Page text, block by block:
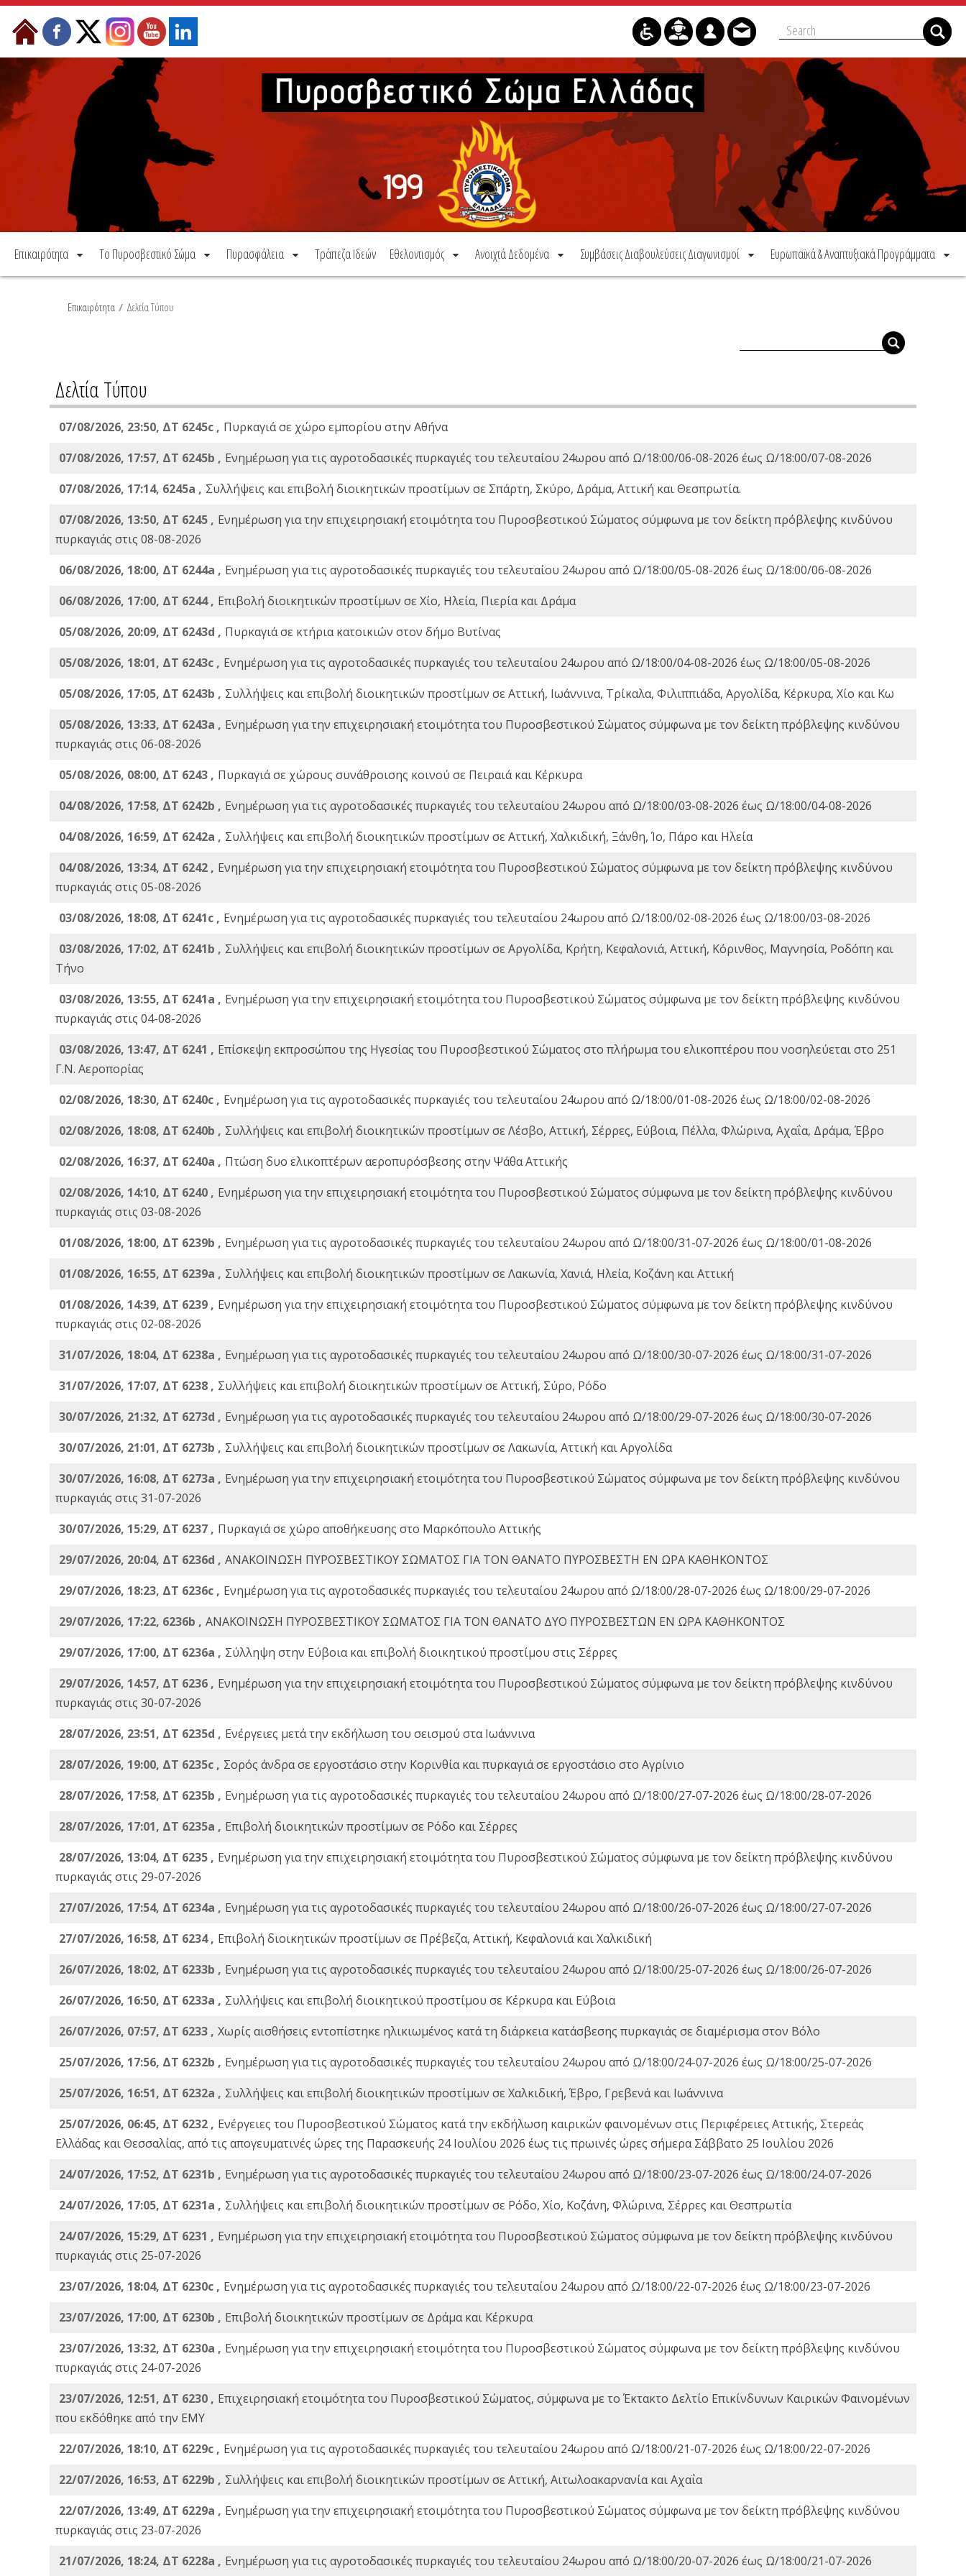
Μετάβαση στο περιεχόμενο
Επικαιρότητα Το Πυροσβεστικό Σώμα Πυρασφάλεια Τράπεζα Ιδεών Εθελοντισμός Ανοιχτά Δεδομένα Συμβάσεις Διαβουλεύσεις Διαγωνισμοί Ευρωπαϊκά & Αναπτυξιακά Προγράμματα
Επικαιρότητα / Δελτία Τύπου
Δελτία Τύπου
07/08/2026, 23:50, ΔΤ 6245c , Πυρκαγιά σε χώρο εμπορίου στην Αθήνα
07/08/2026, 17:57, ΔΤ 6245b , Ενημέρωση για τις αγροτοδασικές πυρκαγιές του τελευταίου 24ωρου από Ω/18:00/06-08-2026 έως Ω/18:00/07-08-2026
07/08/2026, 17:14, 6245a , Συλλήψεις και επιβολή διοικητικών προστίμων σε Σπάρτη, Σκύρο, Δράμα, Αττική και Θεσπρωτία.
07/08/2026, 13:50, ΔΤ 6245 , Ενημέρωση για την επιχειρησιακή ετοιμότητα του Πυροσβεστικού Σώματος σύμφωνα με τον δείκτη πρόβλεψης κινδύνου
πυρκαγιάς στις 08-08-2026
06/08/2026, 18:00, ΔΤ 6244a , Ενημέρωση για τις αγροτοδασικές πυρκαγιές του τελευταίου 24ωρου από Ω/18:00/05-08-2026 έως Ω/18:00/06-08-2026
06/08/2026, 17:00, ΔΤ 6244 , Επιβολή διοικητικών προστίμων σε Χίο, Ηλεία, Πιερία και Δράμα
05/08/2026, 20:09, ΔΤ 6243d , Πυρκαγιά σε κτήρια κατοικιών στον δήμο Βυτίνας
05/08/2026, 18:01, ΔΤ 6243c , Ενημέρωση για τις αγροτοδασικές πυρκαγιές του τελευταίου 24ωρου από Ω/18:00/04-08-2026 έως Ω/18:00/05-08-2026
05/08/2026, 17:05, ΔΤ 6243b , Συλλήψεις και επιβολή διοικητικών προστίμων σε Αττική, Ιωάννινα, Τρίκαλα, Φιλιππιάδα, Αργολίδα, Κέρκυρα, Χίο και Κω
05/08/2026, 13:33, ΔΤ 6243a , Ενημέρωση για την επιχειρησιακή ετοιμότητα του Πυροσβεστικού Σώματος σύμφωνα με τον δείκτη πρόβλεψης κινδύνου
πυρκαγιάς στις 06-08-2026
05/08/2026, 08:00, ΔΤ 6243 , Πυρκαγιά σε χώρους συνάθροισης κοινού σε Πειραιά και Κέρκυρα
04/08/2026, 17:58, ΔΤ 6242b , Ενημέρωση για τις αγροτοδασικές πυρκαγιές του τελευταίου 24ωρου από Ω/18:00/03-08-2026 έως Ω/18:00/04-08-2026
04/08/2026, 16:59, ΔΤ 6242a , Συλλήψεις και επιβολή διοικητικών προστίμων σε Αττική, Χαλκιδική, Ξάνθη, Ίο, Πάρο και Ηλεία
04/08/2026, 13:34, ΔΤ 6242 , Ενημέρωση για την επιχειρησιακή ετοιμότητα του Πυροσβεστικού Σώματος σύμφωνα με τον δείκτη πρόβλεψης κινδύνου
πυρκαγιάς στις 05-08-2026
03/08/2026, 18:08, ΔΤ 6241c , Ενημέρωση για τις αγροτοδασικές πυρκαγιές του τελευταίου 24ωρου από Ω/18:00/02-08-2026 έως Ω/18:00/03-08-2026
03/08/2026, 17:02, ΔΤ 6241b , Συλλήψεις και επιβολή διοικητικών προστίμων σε Αργολίδα, Κρήτη, Κεφαλονιά, Αττική, Κόρινθος, Μαγνησία, Ροδόπη και
Τήνο
03/08/2026, 13:55, ΔΤ 6241a , Ενημέρωση για την επιχειρησιακή ετοιμότητα του Πυροσβεστικού Σώματος σύμφωνα με τον δείκτη πρόβλεψης κινδύνου
πυρκαγιάς στις 04-08-2026
03/08/2026, 13:47, ΔΤ 6241 , Επίσκεψη εκπροσώπου της Ηγεσίας του Πυροσβεστικού Σώματος στο πλήρωμα του ελικοπτέρου που νοσηλεύεται στο 251
Γ.Ν. Αεροπορίας
02/08/2026, 18:30, ΔΤ 6240c , Ενημέρωση για τις αγροτοδασικές πυρκαγιές του τελευταίου 24ωρου από Ω/18:00/01-08-2026 έως Ω/18:00/02-08-2026
02/08/2026, 18:08, ΔΤ 6240b , Συλλήψεις και επιβολή διοικητικών προστίμων σε Λέσβο, Αττική, Σέρρες, Εύβοια, Πέλλα, Φλώρινα, Αχαΐα, Δράμα, Έβρο
02/08/2026, 16:37, ΔΤ 6240a , Πτώση δυο ελικοπτέρων αεροπυρόσβεσης στην Ψάθα Αττικής
02/08/2026, 14:10, ΔΤ 6240 , Ενημέρωση για την επιχειρησιακή ετοιμότητα του Πυροσβεστικού Σώματος σύμφωνα με τον δείκτη πρόβλεψης κινδύνου
πυρκαγιάς στις 03-08-2026
01/08/2026, 18:00, ΔΤ 6239b , Ενημέρωση για τις αγροτοδασικές πυρκαγιές του τελευταίου 24ωρου από Ω/18:00/31-07-2026 έως Ω/18:00/01-08-2026
01/08/2026, 16:55, ΔΤ 6239a , Συλλήψεις και επιβολή διοικητικών προστίμων σε Λακωνία, Χανιά, Ηλεία, Κοζάνη και Αττική
01/08/2026, 14:39, ΔΤ 6239 , Ενημέρωση για την επιχειρησιακή ετοιμότητα του Πυροσβεστικού Σώματος σύμφωνα με τον δείκτη πρόβλεψης κινδύνου
πυρκαγιάς στις 02-08-2026
31/07/2026, 18:04, ΔΤ 6238a , Ενημέρωση για τις αγροτοδασικές πυρκαγιές του τελευταίου 24ωρου από Ω/18:00/30-07-2026 έως Ω/18:00/31-07-2026
31/07/2026, 17:07, ΔΤ 6238 , Συλλήψεις και επιβολή διοικητικών προστίμων σε Αττική, Σύρο, Ρόδο
30/07/2026, 21:32, ΔΤ 6273d , Ενημέρωση για τις αγροτοδασικές πυρκαγιές του τελευταίου 24ωρου από Ω/18:00/29-07-2026 έως Ω/18:00/30-07-2026
30/07/2026, 21:01, ΔΤ 6273b , Συλλήψεις και επιβολή διοικητικών προστίμων σε Λακωνία, Αττική και Αργολίδα
30/07/2026, 16:08, ΔΤ 6273a , Ενημέρωση για την επιχειρησιακή ετοιμότητα του Πυροσβεστικού Σώματος σύμφωνα με τον δείκτη πρόβλεψης κινδύνου
πυρκαγιάς στις 31-07-2026
30/07/2026, 15:29, ΔΤ 6237 , Πυρκαγιά σε χώρο αποθήκευσης στο Μαρκόπουλο Αττικής
29/07/2026, 20:04, ΔΤ 6236d , ΑΝΑΚΟΙΝΩΣΗ ΠΥΡΟΣΒΕΣΤΙΚΟΥ ΣΩΜΑΤΟΣ ΓΙΑ ΤΟΝ ΘΑΝΑΤΟ ΠΥΡΟΣΒΕΣΤΗ ΕΝ ΩΡΑ ΚΑΘΗΚΟΝΤΟΣ
29/07/2026, 18:23, ΔΤ 6236c , Ενημέρωση για τις αγροτοδασικές πυρκαγιές του τελευταίου 24ωρου από Ω/18:00/28-07-2026 έως Ω/18:00/29-07-2026
29/07/2026, 17:22, 6236b , ΑΝΑΚΟΙΝΩΣΗ ΠΥΡΟΣΒΕΣΤΙΚΟΥ ΣΩΜΑΤΟΣ ΓΙΑ ΤΟΝ ΘΑΝΑΤΟ ΔΥΟ ΠΥΡΟΣΒΕΣΤΩΝ ΕΝ ΩΡΑ ΚΑΘΗΚΟΝΤΟΣ
29/07/2026, 17:00, ΔΤ 6236a , Σύλληψη στην Εύβοια και επιβολή διοικητικού προστίμου στις Σέρρες
29/07/2026, 14:57, ΔΤ 6236 , Ενημέρωση για την επιχειρησιακή ετοιμότητα του Πυροσβεστικού Σώματος σύμφωνα με τον δείκτη πρόβλεψης κινδύνου
πυρκαγιάς στις 30-07-2026
28/07/2026, 23:51, ΔΤ 6235d , Ενέργειες μετά την εκδήλωση του σεισμού στα Ιωάννινα
28/07/2026, 19:00, ΔΤ 6235c , Σορός άνδρα σε εργοστάσιο στην Κορινθία και πυρκαγιά σε εργοστάσιο στο Αγρίνιο
28/07/2026, 17:58, ΔΤ 6235b , Ενημέρωση για τις αγροτοδασικές πυρκαγιές του τελευταίου 24ωρου από Ω/18:00/27-07-2026 έως Ω/18:00/28-07-2026
28/07/2026, 17:01, ΔΤ 6235a , Eπιβολή διοικητικών προστίμων σε Ρόδο και Σέρρες
28/07/2026, 13:04, ΔΤ 6235 , Ενημέρωση για την επιχειρησιακή ετοιμότητα του Πυροσβεστικού Σώματος σύμφωνα με τον δείκτη πρόβλεψης κινδύνου
πυρκαγιάς στις 29-07-2026
27/07/2026, 17:54, ΔΤ 6234a , Ενημέρωση για τις αγροτοδασικές πυρκαγιές του τελευταίου 24ωρου από Ω/18:00/26-07-2026 έως Ω/18:00/27-07-2026
27/07/2026, 16:58, ΔΤ 6234 , Eπιβολή διοικητικών προστίμων σε Πρέβεζα, Αττική, Κεφαλονιά και Χαλκιδική
26/07/2026, 18:02, ΔΤ 6233b , Ενημέρωση για τις αγροτοδασικές πυρκαγιές του τελευταίου 24ωρου από Ω/18:00/25-07-2026 έως Ω/18:00/26-07-2026
26/07/2026, 16:50, ΔΤ 6233a , Συλλήψεις και επιβολή διοικητικού προστίμου σε Κέρκυρα και Εύβοια
26/07/2026, 07:57, ΔΤ 6233 , Χωρίς αισθήσεις εντοπίστηκε ηλικιωμένος κατά τη διάρκεια κατάσβεσης πυρκαγιάς σε διαμέρισμα στον Βόλο
25/07/2026, 17:56, ΔΤ 6232b , Ενημέρωση για τις αγροτοδασικές πυρκαγιές του τελευταίου 24ωρου από Ω/18:00/24-07-2026 έως Ω/18:00/25-07-2026
25/07/2026, 16:51, ΔΤ 6232a , Συλλήψεις και επιβολή διοικητικών προστίμων σε Χαλκιδική, Έβρο, Γρεβενά και Ιωάννινα
25/07/2026, 06:45, ΔΤ 6232 , Ενέργειες του Πυροσβεστικού Σώματος κατά την εκδήλωση καιρικών φαινομένων στις Περιφέρειες Αττικής, Στερεάς
Ελλάδας και Θεσσαλίας, από τις απογευματινές ώρες της Παρασκευής 24 Ιουλίου 2026 έως τις πρωινές ώρες σήμερα Σάββατο 25 Ιουλίου 2026
24/07/2026, 17:52, ΔΤ 6231b , Ενημέρωση για τις αγροτοδασικές πυρκαγιές του τελευταίου 24ωρου από Ω/18:00/23-07-2026 έως Ω/18:00/24-07-2026
24/07/2026, 17:05, ΔΤ 6231a , Συλλήψεις και επιβολή διοικητικών προστίμων σε Ρόδο, Χίο, Κοζάνη, Φλώρινα, Σέρρες και Θεσπρωτία
24/07/2026, 15:29, ΔΤ 6231 , Ενημέρωση για την επιχειρησιακή ετοιμότητα του Πυροσβεστικού Σώματος σύμφωνα με τον δείκτη πρόβλεψης κινδύνου
πυρκαγιάς στις 25-07-2026
23/07/2026, 18:04, ΔΤ 6230c , Ενημέρωση για τις αγροτοδασικές πυρκαγιές του τελευταίου 24ωρου από Ω/18:00/22-07-2026 έως Ω/18:00/23-07-2026
23/07/2026, 17:00, ΔΤ 6230b , Επιβολή διοικητικών προστίμων σε Δράμα και Κέρκυρα
23/07/2026, 13:32, ΔΤ 6230a , Ενημέρωση για την επιχειρησιακή ετοιμότητα του Πυροσβεστικού Σώματος σύμφωνα με τον δείκτη πρόβλεψης κινδύνου
πυρκαγιάς στις 24-07-2026
23/07/2026, 12:51, ΔΤ 6230 , Επιχειρησιακή ετοιμότητα του Πυροσβεστικού Σώματος, σύμφωνα με το Έκτακτο Δελτίο Επικίνδυνων Καιρικών Φαινομένων
που εκδόθηκε από την ΕΜΥ
22/07/2026, 18:10, ΔΤ 6229c , Ενημέρωση για τις αγροτοδασικές πυρκαγιές του τελευταίου 24ωρου από Ω/18:00/21-07-2026 έως Ω/18:00/22-07-2026
22/07/2026, 16:53, ΔΤ 6229b , Σuλλήψεις και επιβολή διοικητικών προστίμων σε Αττική, Αιτωλοακαρνανία και Αχαΐα
22/07/2026, 13:49, ΔΤ 6229a , Ενημέρωση για την επιχειρησιακή ετοιμότητα του Πυροσβεστικού Σώματος σύμφωνα με τον δείκτη πρόβλεψης κινδύνου
πυρκαγιάς στις 23-07-2026
21/07/2026, 18:24, ΔΤ 6228a , Ενημέρωση για τις αγροτοδασικές πυρκαγιές του τελευταίου 24ωρου από Ω/18:00/20-07-2026 έως Ω/18:00/21-07-2026